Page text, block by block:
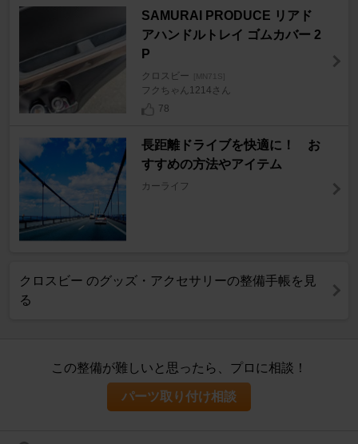
SAMURAI PRODUCE リアド
アハンドルトレイ ゴムカバー 2
P
クロスビー [MN71S]
フクちゃん1214さん
78
長距離ドライブを快適に！ お
すすめの方法やアイテム
カーライフ
クロスビー のグッズ・アクセサリーの整備手帳を見
る
この整備が難しいと思ったら、プロに相談！
パーツ取り付け相談